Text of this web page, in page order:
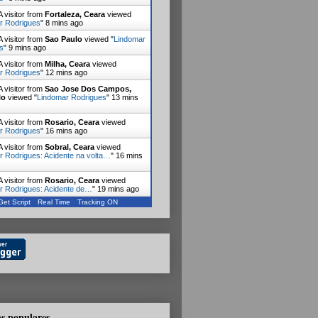
visitor from Fortaleza, Ceara viewed
Rodrigues" 8 mins ago
visitor from Sao Paulo viewed " Lindomar
" 9 mins ago
visitor from Milha, Ceara viewed
Rodrigues" 12 mins ago
visitor from Sao Jose Dos Campos,
viewed " Lindomar Rodrigues" 13 mins
visitor from Rosario, Ceara viewed
Rodrigues" 16 mins ago
visitor from Sobral, Ceara viewed
Rodrigues: Acidente na volta… " 16 mins
visitor from Rosario, Ceara viewed
Rodrigues: Acidente de… " 19 mins ago
visitor fromFortaleza, Ceara viewed
Script Real Time Tracking ON